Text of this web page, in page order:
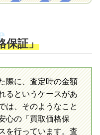
料で発送いただけます。
たおもちゃがご到着後、ご
即日入金可能です。
話にて集荷依頼を行い発
料で発送いただけます。
たおもちゃがご到着後、ご
即日入金可能です。
保証」
際に、査定時の金額
るというケースがあ
は、そのようなこと
心の「買取価格保
を行っています。査